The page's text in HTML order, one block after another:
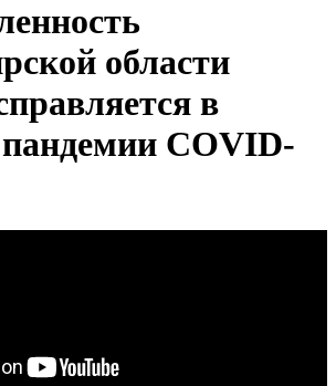
области
в
пандемии COVID-